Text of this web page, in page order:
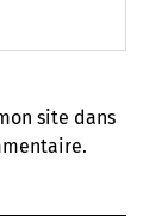
site dans